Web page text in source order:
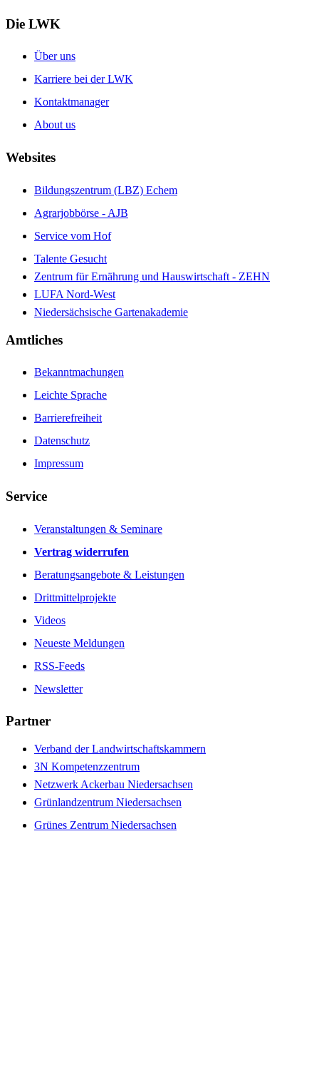
Die LWK
Über uns
Karriere bei der LWK
Kontaktmanager
About us
Websites
Bildungszentrum (LBZ) Echem
Agrarjobbörse - AJB
Service vom Hof
Talente Gesucht
Zentrum für Ernährung und Hauswirtschaft - ZEHN
LUFA Nord-West
Niedersächsische Gartenakademie
Amtliches
Bekanntmachungen
Leichte Sprache
Barrierefreiheit
Datenschutz
Impressum
Service
Veranstaltungen & Seminare
Vertrag widerrufen
Beratungsangebote & Leistungen
Drittmittelprojekte
Videos
Neueste Meldungen
RSS-Feeds
Newsletter
Partner
Verband der Landwirtschaftskammern
3N Kompetenzzentrum
Netzwerk Ackerbau Niedersachsen
Grünlandzentrum Niedersachsen
Grünes Zentrum Niedersachsen